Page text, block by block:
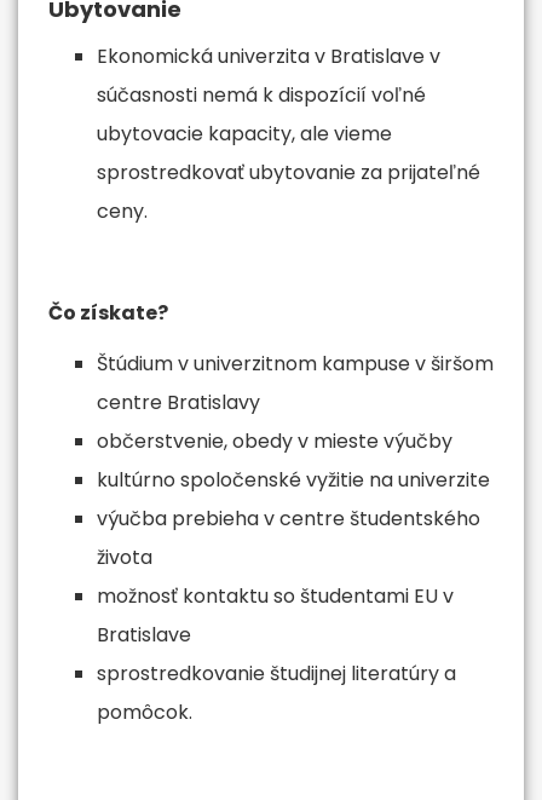
Ubytovanie
Ekonomická univerzita v Bratislave v
súčasnosti nemá k dispozícií voľné
ubytovacie kapacity, ale vieme
sprostredkovať ubytovanie za prijateľné
ceny.
Čo získate?
Štúdium v univerzitnom kampuse v širšom
centre Bratislavy
občerstvenie, obedy v mieste výučby
kultúrno spoločenské vyžitie na univerzite
výučba prebieha v centre študentského
života
možnosť kontaktu so študentami EU v
Bratislave
sprostredkovanie študijnej literatúry a
pomôcok.